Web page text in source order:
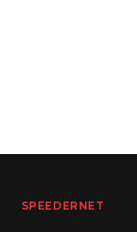
SPEEDERNET